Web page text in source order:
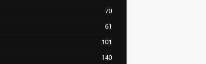
70
61
101
140